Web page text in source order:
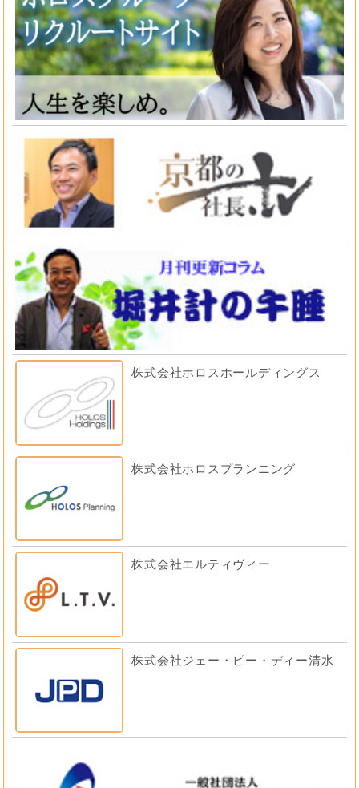
株式会社ホロスホールディングス
株式会社ホロスプランニング
株式会社エルティヴィー
株式会社ジェー・ピー・ディー清水